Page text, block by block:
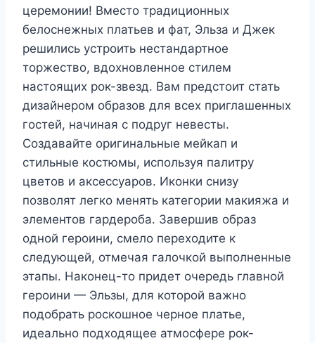
церемонии! Вместо традиционных
белоснежных платьев и фат, Эльза и Джек
решились устроить нестандартное
торжество, вдохновленное стилем
настоящих рок-звезд. Вам предстоит стать
дизайнером образов для всех приглашенных
гостей, начиная с подруг невесты.
Создавайте оригинальные мейкап и
стильные костюмы, используя палитру
цветов и аксессуаров. Иконки снизу
позволят легко менять категории макияжа и
элементов гардероба. Завершив образ
одной героини, смело переходите к
следующей, отмечая галочкой выполненные
этапы. Наконец-то придет очередь главной
героини — Эльзы, для которой важно
подобрать роскошное черное платье,
идеально подходящее атмосфере рок-